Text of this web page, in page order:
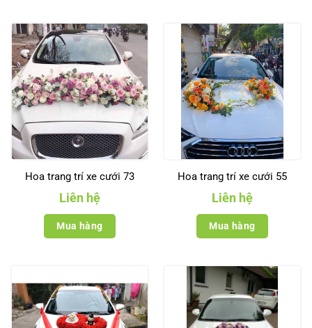
Hoa trang trí xe cưới 73
Liên hệ
Mua hàng
Hoa trang trí xe cưới 55
Liên hệ
Mua hàng